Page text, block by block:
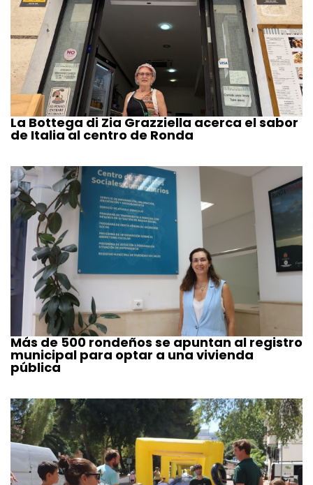
La Bottega di Zia Grazziella acerca el sabor
de Italia al centro de Ronda
Más de 500 rondeños se apuntan al registro
municipal para optar a una vivienda
pública